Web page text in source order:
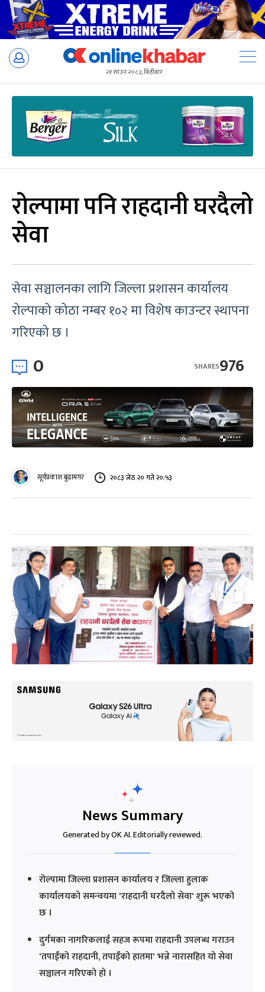
Skip
२१ साउन २०८३, बिहीबार
रोल्पामा पनि राहदानी घरदैलो
सेवा
सेवा सञ्चालनका लागि जिल्ला प्रशासन कार्यालय
रोल्पाको कोठा नम्बर १०२ मा विशेष काउन्टर स्थापना
गरिएको छ ।
0 976
SHARES
सूर्यप्रकाश बुढामगर २०८३ जेठ २० गते २०:५३
News Summary
Generated by OK AI. Editorially reviewed.
रोल्पामा जिल्ला प्रशासन कार्यालय र जिल्ला हुलाक
कार्यालयको समन्वयमा 'राहदानी घरदैलो सेवा' शुरू भएको
छ ।
दुर्गमका नागरिकलाई सहज रूपमा राहदानी उपलब्ध गराउन
'तपाईंको राहदानी, तपाईंको हातमा' भन्ने नारासहित यो सेवा
सञ्चालन गरिएको हो ।